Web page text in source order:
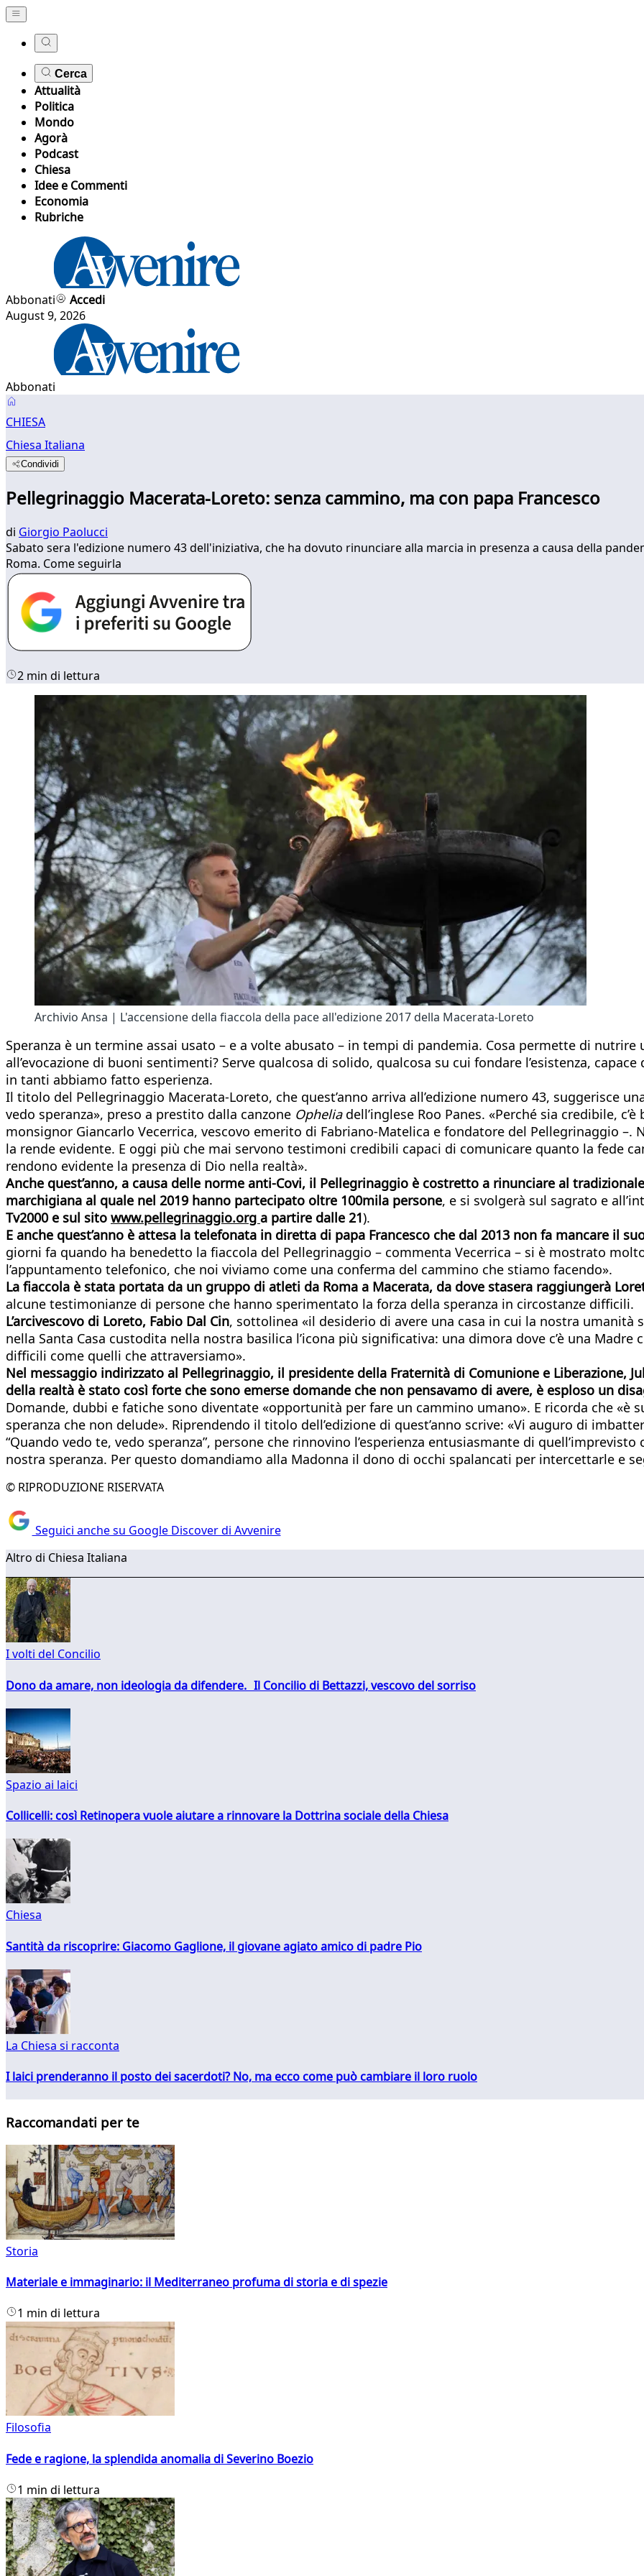
Cerca
Attualità
Politica
Mondo
Agorà
Podcast
Chiesa
Idee e Commenti
Economia
Rubriche
Abbonati
Accedi
August 9, 2026
Abbonati
CHIESA
Chiesa Italiana
Condividi
Pellegrinaggio Macerata-Loreto: senza cammino, ma con papa Francesco
di Giorgio Paolucci
Sabato sera l'edizione numero 43 dell'iniziativa, che ha dovuto rinunciare alla marcia in presenza a causa della
Roma. Come seguirla
2 min di lettura
Archivio Ansa | L'accensione della fiaccola della pace all'edizione 2017 della Macerata-Loreto
Speranza è un termine assai usato – e a volte abusato – in tempi di pandemia. Cosa permette di
all’evocazione di buoni sentimenti? Serve qualcosa di solido, qualcosa su cui fondare l’esistenza,
in tanti abbiamo fatto esperienza.
Il titolo del Pellegrinaggio Macerata-Loreto, che quest’anno arriva all’edizione numero 43, suggerisce
vedo speranza», preso a prestito dalla canzone Opheliadell’inglese Roo Panes. «Perché sia credibile,
monsignor Giancarlo Vecerrica, vescovo emerito di Fabriano-Matelica e fondatore del Pellegrinaggio
la rende evidente. E oggi più che mai servono testimoni credibili capaci di comunicare quanto la fede
rendono evidente la presenza di Dio nella realtà».
Anche quest’anno, a causa delle norme anti-Covi, il Pellegrinaggio è costretto a rinunciare al
marchigiana al quale nel 2019 hanno partecipato oltre 100mila persone, e si svolgerà sul sagrato e
Tv2000 e sul sito www.pellegrinaggio.org a partire dalle 21).
E anche quest’anno è attesa la telefonata in diretta di papa Francesco che dal 2013 non fa mancare il
giorni fa quando ha benedetto la fiaccola del Pellegrinaggio – commenta Vecerrica – si è mostrato
l’appuntamento telefonico, che noi viviamo come una conferma del cammino che stiamo facendo».
La fiaccola è stata portata da un gruppo di atleti da Roma a Macerata, da dove stasera raggiungerà
alcune testimonianze di persone che hanno sperimentato la forza della speranza in circostanze difficili.
L’arcivescovo di Loreto, Fabio Dal Cin, sottolinea «il desiderio di avere una casa in cui la nostra umanità
nella Santa Casa custodita nella nostra basilica l’icona più significativa: una dimora dove c’è una
difficili come quelli che attraversiamo».
Nel messaggio indirizzato al Pellegrinaggio, il presidente della Fraternità di Comunione e Liberazione,
della realtà è stato così forte che sono emerse domande che non pensavamo di avere, è esploso un
Domande, dubbi e fatiche sono diventate «opportunità per fare un cammino umano». E ricorda che «è
speranza che non delude». Riprendendo il titolo dell’edizione di quest’anno scrive: «Vi auguro di
“Quando vedo te, vedo speranza”, persone che rinnovino l’esperienza entusiasmante di
nostra speranza. Per questo domandiamo alla Madonna il dono di occhi spalancati per intercettarle e
© RIPRODUZIONE RISERVATA
Seguici anche su Google Discover di Avvenire
Altro di Chiesa Italiana
I volti del Concilio
Dono da amare, non ideologia da difendere. Il Concilio di Bettazzi, vescovo del sorriso
Spazio ai laici
Collicelli: così Retinopera vuole aiutare a rinnovare la Dottrina sociale della Chiesa
Chiesa
Santità da riscoprire: Giacomo Gaglione, il giovane agiato amico di padre Pio
La Chiesa si racconta
I laici prenderanno il posto dei sacerdoti? No, ma ecco come può cambiare il loro ruolo
Raccomandati per te
Storia
Materiale e immaginario: il Mediterraneo profuma di storia e di spezie
1 min di lettura
Filosofia
Fede e ragione, la splendida anomalia di Severino Boezio
1 min di lettura